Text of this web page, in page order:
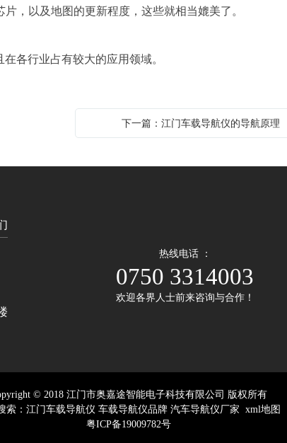
以及地图的更新程度，这些就相当媲美了。
各行业占有较大的应用领域。
下一篇：江门车载导航仪的导航原理
热线电话 ：
0750 3314003
欢迎各界人士前来咨询与合作！
© 2018 江门市奥嘉途智能电子科技有限公司 版权所有
索： 江门车载导航仪 车载导航仪品牌 汽车导航仪厂家 xml地图
粤ICP备19009782号